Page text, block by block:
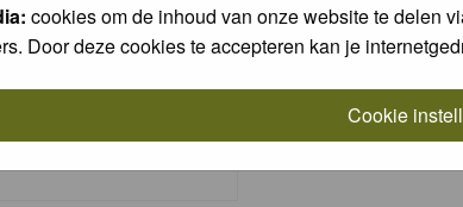
cookies om de inhoud van onze website te delen
Door deze cookies te accepteren kan je
Cookie
password